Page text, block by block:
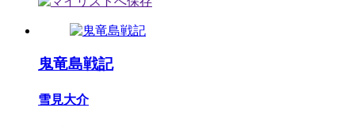
鬼竜島戦記
雪見大介